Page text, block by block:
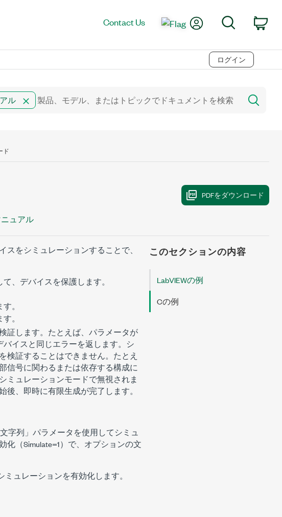
Contact Us My AccountSearch
ログイン
ル
ド
ュアル
をシミュレーションすることで、
、デバイスを保護します。
。
。
証します。たとえば、パラメータが
バイスと同じエラーを返します。シ
検証することはできません。たとえ
信号に関わるまたは依存する構成に
ミュレーションモードで無視されま
、即時に有限生成が完了します。
字列」パラメータを使用してシミュ
（Simulate=1）で、オプションの文
ミュレーションを有効化します。
このセクションの内容
LabVIEWの例
Cの例